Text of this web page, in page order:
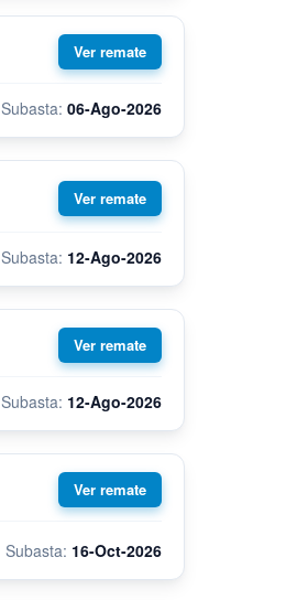
06-Ago-2026
12-Ago-2026
12-Ago-2026
16-Oct-2026